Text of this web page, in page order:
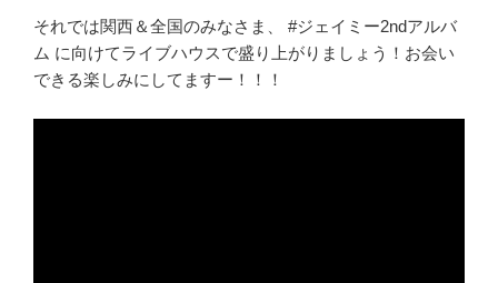
それでは関西＆全国のみなさま、 #ジェイミー2ndアルバ
ム に向けてライブハウスで盛り上がりましょう！お会い
できる楽しみにしてますー！！！